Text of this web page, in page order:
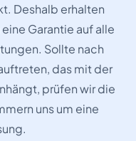
Deshalb erhalten
Garantie auf alle
Sollte nach
das mit der
prüfen wir die
uns um eine